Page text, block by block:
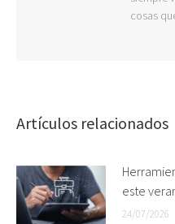
cosas
Artículos relacionados
este
24/07/2026